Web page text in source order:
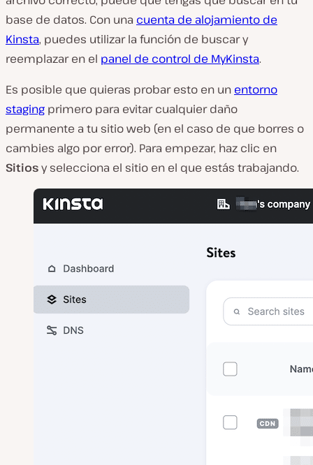
base de datos. Con una cuenta de alojamiento de
Kinsta, puedes utilizar la función de buscar y
reemplazar en el panel de control de MyKinsta.
Es posible que quieras probar esto en un entorno
staging primero para evitar cualquier daño
permanente a tu sitio web (en el caso de que borres o
cambies algo por error). Para empezar, haz clic en
Sitiosy selecciona el sitio en el que estás trabajando.